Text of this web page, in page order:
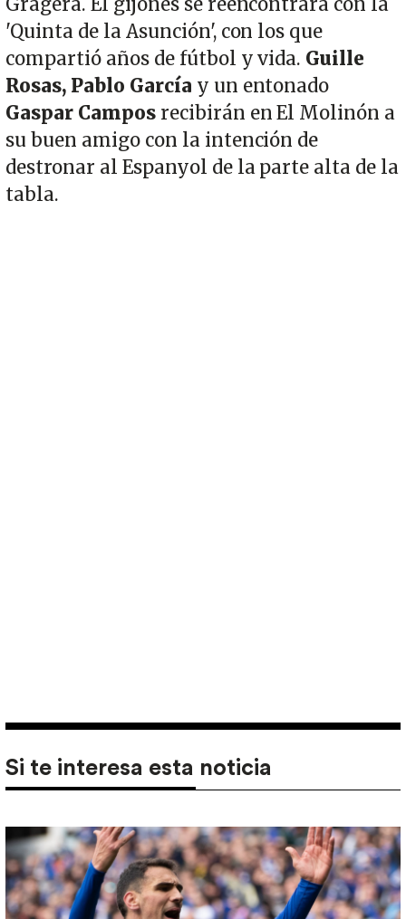
'Quinta de la Asunción', con los que
compartió años de fútbol y vida. Guille
Rosas, Pablo García y un entonado
Gaspar Camposrecibirán en El Molinón a
su buen amigo con la intención de
destronar al Espanyol de la parte alta de la
tabla.
Si te interesa esta noticia